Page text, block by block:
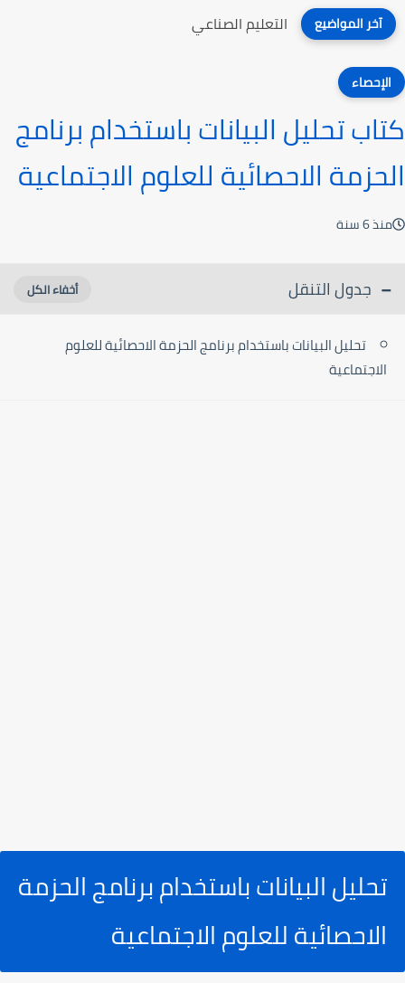
آخر المواضيع التعليم الصناعي
الإحصاء
كتاب تحليل البيانات باستخدام برنامج
الحزمة الاحصائية للعلوم الاجتماعية
منذ 6 سنة
جدول التنقل
تحليل البيانات باستخدام برنامج الحزمة الاحصائية للعلوم
الاجتماعية
تحليل البيانات باستخدام برنامج الحزمة
الاحصائية للعلوم الاجتماعية